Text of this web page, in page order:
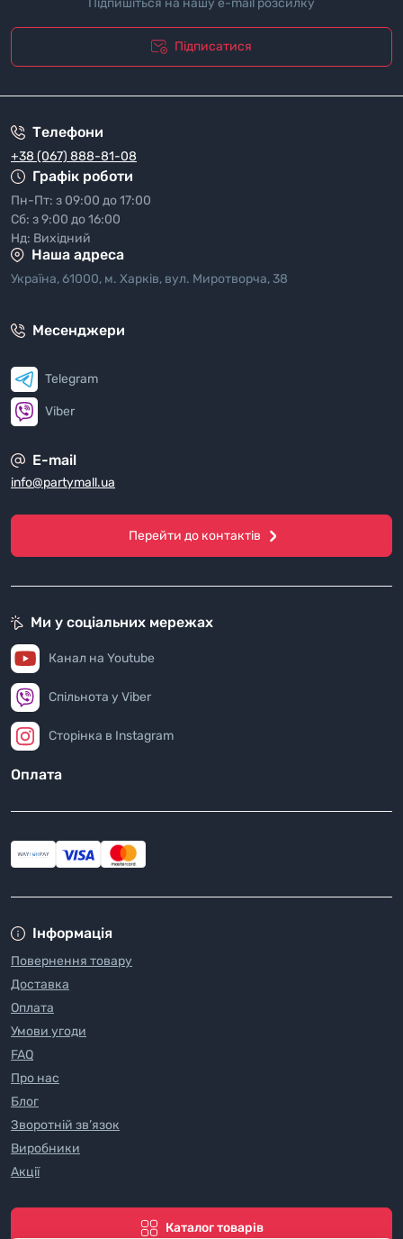
Підписатися
Телефони
+38 (067) 888-81-08
Графік роботи
Пн-Пт: з 09:00 до 17:00
Сб: з 9:00 до 16:00
Нд: Вихідний
Наша адреса
Україна, 61000, м. Харків, вул. Миротворча, 38
Месенджери
Telegram
Viber
E-mail
info@partymall.ua
Перейти до контактів
Інформація
Повернення товару
Доставка
Оплата
Умови угоди
FAQ
Про нас
Блог
Зворотній зв’язок
Виробники
Акції
Каталог товарів
Ми у соціальних мережах
Канал на Youtube
Спільнота у Viber
Сторінка в Instagram
Оплата